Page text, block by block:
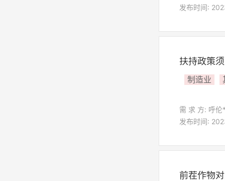
发布时间:
扶持政策
制造业
需 求 方: 呼
发布时间:
前茬作物